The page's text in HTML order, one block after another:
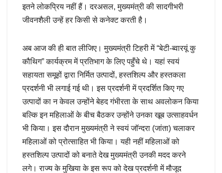
इतने लोकप्रिय नहीं हैं। दरअसल, मुख्यमंत्री की सादगीभरी
जीवनशैली उन्हें हर किसी से कनेक्ट करती है।
अब आज की ही बात लीजिए। मुख्यमंत्री टिहरी में “बेटी-ब्वारयूं कु
कौथिग” कार्यक्रम में प्रतिभाग के लिए पहुँचे थे। यहां स्वयं
सहायता समूहों द्वारा निर्मित उत्पादों, हस्तशिल्प और हस्तकला
प्रदर्शनी भी लगाई गई थी। इस प्रदर्शनी में प्रदर्शित किए गए
उत्पादों का न केवल उन्होंने बेहद गंभीरता के साथ अवलोकन किया
बल्कि इन महिलाओं के बीच बैठकर उन्होंने उनका खूब उत्साहवर्धन
भी किया। इस दौरान मुख्यमंत्री ने स्वयं जॉन्दरा (जांता) चलाकर
महिलाओं को प्रोत्साहित भी किया। यही नहीं महिलाओं को
हस्तशिल्प उत्पादों को बनाते देख मुख्यमंत्री उनकी मदद करने
लगे। राज्य के मुखिया के इस रूप को देख प्रदर्शनी में मौजूद